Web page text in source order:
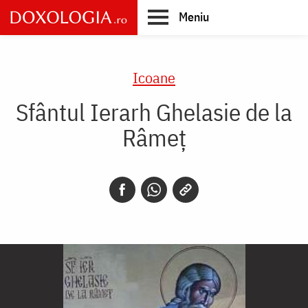
Skip
to
main
Meniu
Icoane
Sfântul Ierarh Ghelasie de la
Râmeț